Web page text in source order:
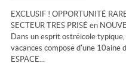
EXCLUSIF ! OPPORTUNITÉ
SECTEUR TRES PRISÉ en
Dans un esprit ostréicole
vacances composé d'une 10aine
ESPACE...